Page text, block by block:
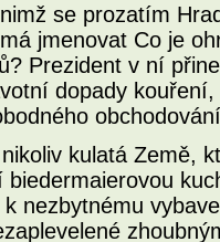
se prozatím
jmenovat Co je
Prezident v ní
dopady
kulatá Země,
biedermaierovou
nezbytnému